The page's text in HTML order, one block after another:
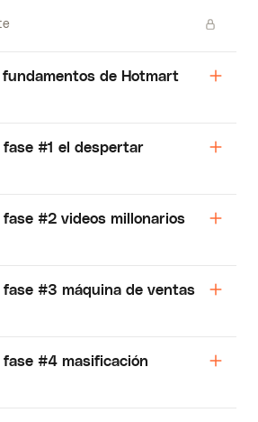
de Hotmart
#1 el despertar
#2 videos millonarios
#3 máquina de ventas
#4 masificación